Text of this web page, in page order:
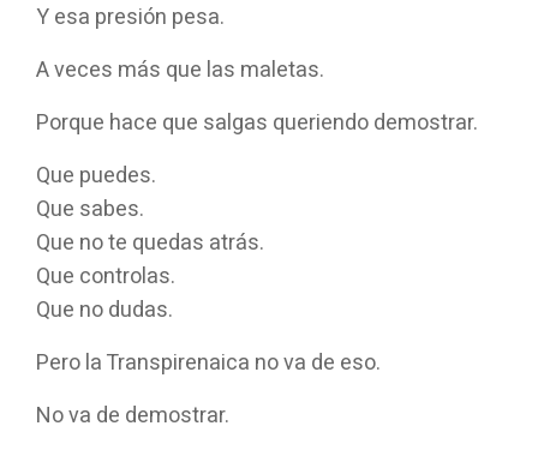
Y esa presión pesa.
A veces más que las maletas.
Porque hace que salgas queriendo demostrar.
Que puedes.
Que sabes.
Que no te quedas atrás.
Que controlas.
Que no dudas.
Pero la Transpirenaica no va de eso.
No va de demostrar.